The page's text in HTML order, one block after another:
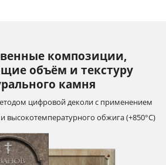
композиции,
объём и текстуру
камня
цифровой деколи с применением
высокотемпературного обжига (+850°С)